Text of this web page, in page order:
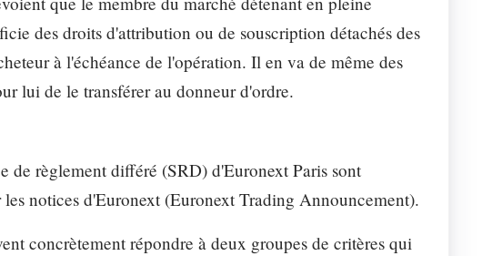
des droits d'attribution ou de souscription détachés des
à l'échéance de l'opération. Il en va de même des
lui de le transférer au donneur d'ordre.
de règlement différé (SRD) d'Euronext Paris sont
notices d'Euronext (Euronext Trading Announcement).
concrètement répondre à deux groupes de critères qui